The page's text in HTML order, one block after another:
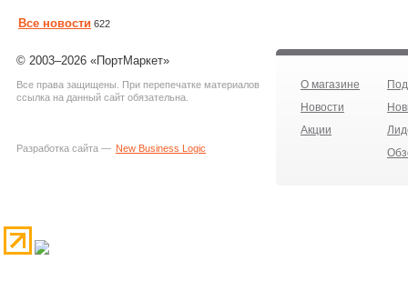
Все новости 622
© 2003–2026 «ПортМаркет»
Все права защищены. При перепечатке материалов
ссылка на данный сайт обязательна.
Разработка сайта — New Business Logic
О магазине
Новости
Акции